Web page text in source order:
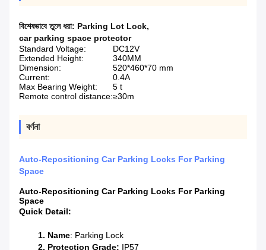
বিশেষভাবে তুলে ধরা: Parking Lot Lock,
car parking space protector
Standard Voltage:
DC12V
Extended Height:
340MM
Dimension:
520*460*70 mm
Current:
0.4A
Max Bearing Weight:
5 t
Remote control distance:≥30m
বর্ণনা
Auto-Repositioning Car Parking Locks For Parking
Space
Auto-Repositioning Car Parking Locks For Parking
Space
Quick Detail:
1. Name: Parking Lock
2. Protection Grade: IP57